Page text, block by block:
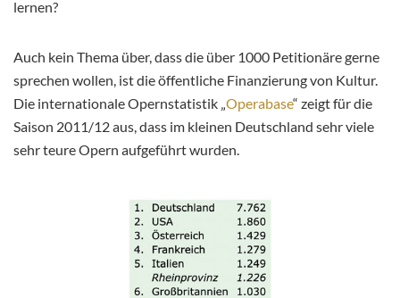
lernen?
Auch kein Thema über, dassdie über 1000 Petitionäregerne
sprechen wollen, istdie öffentliche Finanzierung von Kultur.
Die internationale Opernstatistik „Operabase“ zeigt für die
Saison 2011/12 aus, dass im kleinen Deutschland sehrviele
sehrteure Opern aufgeführt wurden.